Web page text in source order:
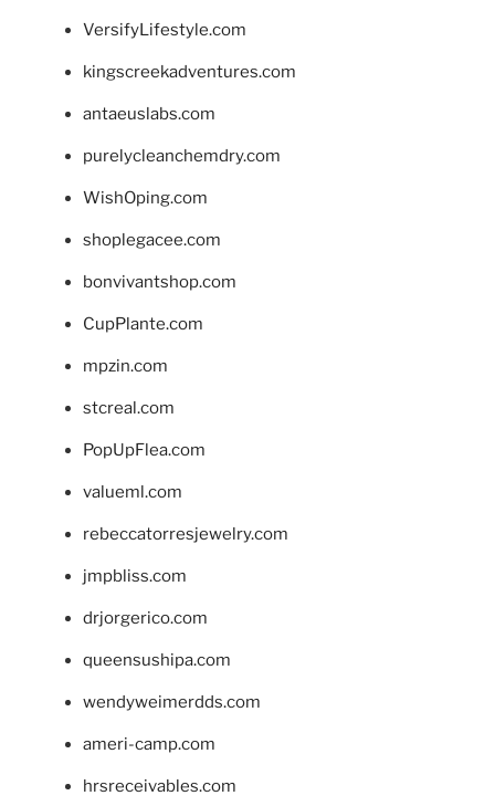
VersifyLifestyle.com
kingscreekadventures.com
antaeuslabs.com
purelycleanchemdry.com
WishOping.com
shoplegacee.com
bonvivantshop.com
CupPlante.com
mpzin.com
stcreal.com
PopUpFlea.com
valueml.com
rebeccatorresjewelry.com
jmpbliss.com
drjorgerico.com
queensushipa.com
wendyweimerdds.com
ameri-camp.com
hrsreceivables.com